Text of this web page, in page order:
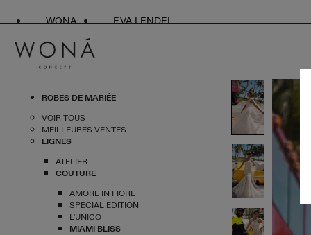
WONA EVA LENDEL
ROBES DE MARIÉE
VOIR TOUS
MEILLEURES VENTES
LIGNES
ATELIER
COUTURE
AMORE IN FIORE
SPECIAL EDITION
L'UNICO
MIAMI BLISS